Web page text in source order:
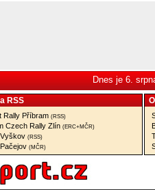
Dnes je 6.
a RSS
Rally Příbram (RSS)
Czech Rally Zlín (ERC+MČR)
(RSS)
(MČR)